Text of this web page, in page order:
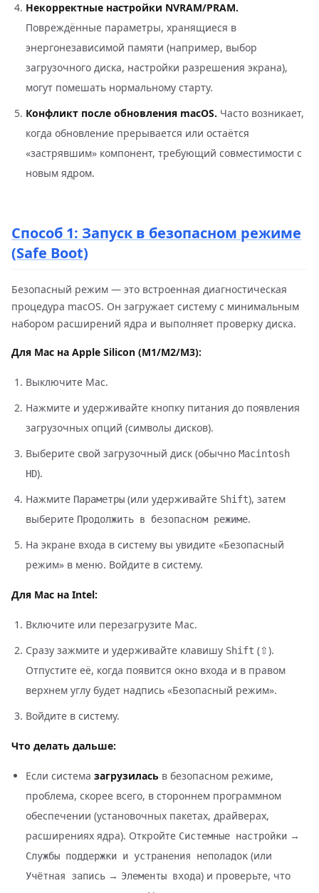
Некорректные настройки NVRAM/PRAM.
Повреждённые параметры, хранящиеся в
энергонезависимой памяти (например, выбор
загрузочного диска, настройки разрешения экрана),
могут помешать нормальному старту.
Конфликт после обновления macOS. Часто возникает,
когда обновление прерывается или остаётся
«застрявшим» компонент, требующий совместимости с
новым ядром.
Способ 1: Запуск в безопасном режиме
(Safe Boot)
Безопасный режим — это встроенная диагностическая
процедура macOS. Он загружает систему с минимальным
набором расширений ядра и выполняет проверку диска.
Для Mac на Apple Silicon (M1/M2/M3):
Выключите Mac.
Нажмите и удерживайте кнопку питания до появления
загрузочных опций (символы дисков).
Выберите свой загрузочный диск (обычно Macintosh
HD).
Нажмите Параметры (или удерживайте Shift), затем
выберите Продолжить в безопасном режиме.
На экране входа в систему вы увидите «Безопасный
режим» в меню. Войдите в систему.
Для Mac на Intel:
Включите или перезагрузите Mac.
Сразу зажмите и удерживайте клавишу Shift (⇧).
Отпустите её, когда появится окно входа и в правом
верхнем углу будет надпись «Безопасный режим».
Войдите в систему.
Что делать дальше:
Если система загрузилась в безопасном режиме,
проблема, скорее всего, в стороннем программном
обеспечении (установочных пакетах, драйверах,
расширениях ядра). Откройте Системные настройки →
Службы поддержки и устранения неполадок (или
Учётная запись → Элементы входа) и проверьте, что